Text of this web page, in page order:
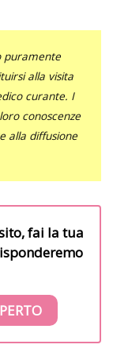
puramente
alla visita
curante. I
conoscenze
alla diffusione
fai la tua